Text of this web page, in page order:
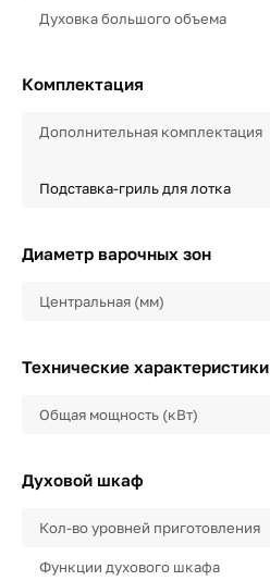
Духовка большого объема
Комплектация
Дополнительная комплектация
Подставка-гриль для лотка
Диаметр варочных зон
Центральная (мм)
Технические характеристики
Общая мощность (кВт)
Духовой шкаф
Кол-во уровней приготовления
Функции духового шкафа